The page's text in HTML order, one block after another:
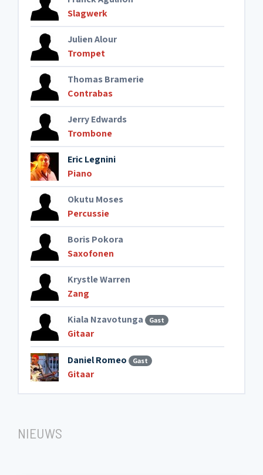
Slagwerk
Julien Alour
Trompet
Thomas Bramerie
Contrabas
Jerry Edwards
Trombone
Eric Legnini
Piano
Okutu Moses
Percussie
Boris Pokora
Saxofonen
Krystle Warren
Zang
Kiala Nzavotunga Gast
Gitaar
Daniel Romeo Gast
Gitaar
NIEUWS